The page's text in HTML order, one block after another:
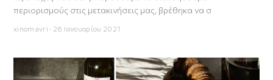
περιορισμούς στις μετακινήσεις μας, βρέθηκα να σ
xinomavri · 26 Ιανουαρίου 2021